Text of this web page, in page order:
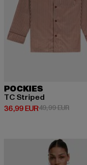
POCKIES
TC Striped
36,99 EUR
Derzeitiger Preis: 36,99
49,99 EUR